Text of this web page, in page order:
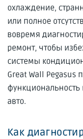
охлаждение,
или полное
вовремя
ремонт, чтобы
системы
Great Wall Pegasus
авто.
Как